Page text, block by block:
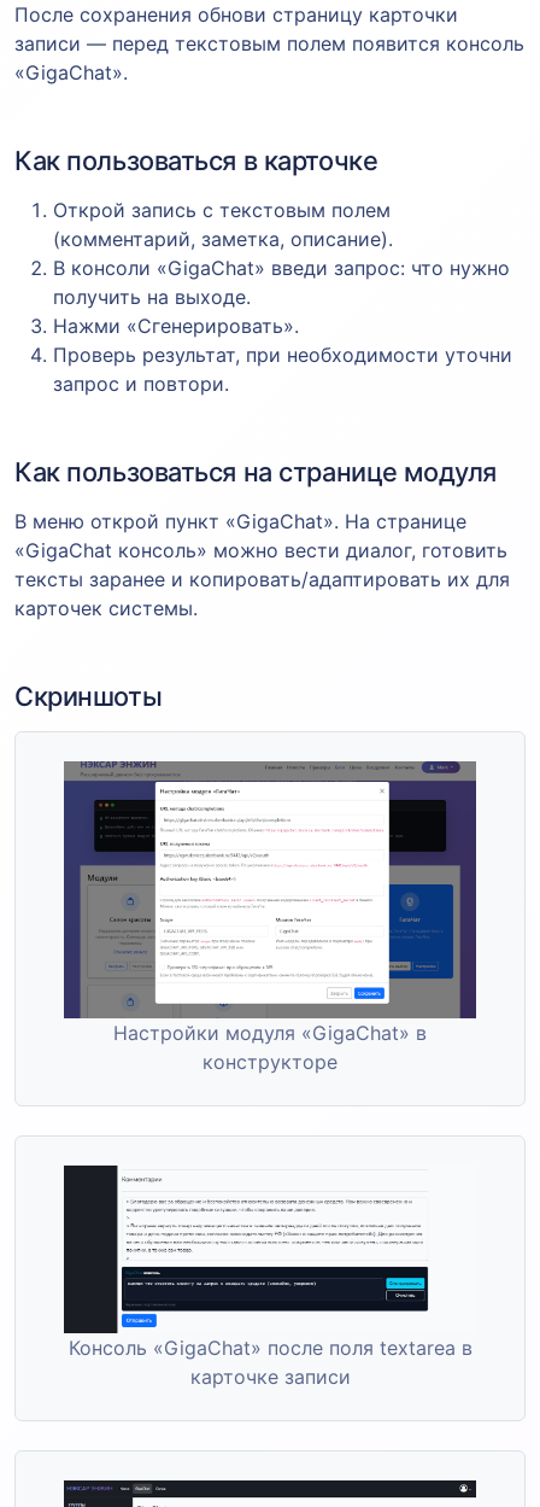
После сохранения обнови страницу карточки
записи — перед текстовым полем появится консоль
«GigaChat».
Как пользоваться в карточке
Открой запись с текстовым полем
(комментарий, заметка, описание).
В консоли «GigaChat» введи запрос: что нужно
получить на выходе.
Нажми «Сгенерировать».
Проверь результат, при необходимости уточни
запрос и повтори.
Как пользоваться на странице модуля
В меню открой пункт «GigaChat». На странице
«GigaChat консоль» можно вести диалог, готовить
тексты заранее и копировать/адаптировать их для
карточек системы.
Скриншоты
Настройки модуля «GigaChat» в
конструкторе
Консоль «GigaChat» после поля textarea в
карточке записи